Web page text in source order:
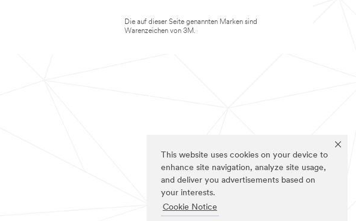
This website uses cookies on your device to
enhance site navigation, analyze site usage,
and deliver you advertisements based on
your interests.
Cookie Notice
Die auf dieser Seite genannten Marken sind
Warenzeichen von 3M.